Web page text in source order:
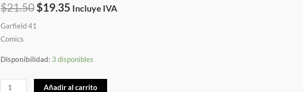
$21.50era:
$21.50.
$19.35 es:
Incluye IVA
Garfield 41
Comics
Disponibilidad: 3 disponibles
cantidad
Añadir al carrito